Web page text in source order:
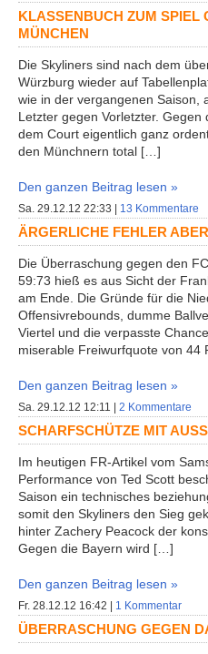
KLASSENBUCH ZUM SPIEL
MÜNCHEN
Die Skyliners sind nach dem
Würzburg wieder auf
wie in der vergangenen Saison,
Letzter gegen Vorletzter.
dem Court eigentlich ganz
den Münchnern total […]
Den ganzen Beitrag lesen »
Sa. 29.12.12 22:33 | 13 Kommentare
ÄRGERLICHE FEHLER
Die Überraschung gegen den
59:73 hieß es aus Sicht der
am Ende. Die Gründe für die
Offensivrebounds, dumme
Viertel und die verpasste
miserable Freiwurfquote von 44
Den ganzen Beitrag lesen »
Sa. 29.12.12 12:11 | 2 Kommentare
SCHARFSCHÜTZE MIT
Im heutigen FR-Artikel vom
Performance von Ted Scott
Saison ein technisches
somit den Skyliners den Sieg
hinter Zachery Peacock der
Gegen die Bayern wird […]
Den ganzen Beitrag lesen »
Fr. 28.12.12 16:42 | 1 Kommentar
ÜBERRASCHUNG GEGEN